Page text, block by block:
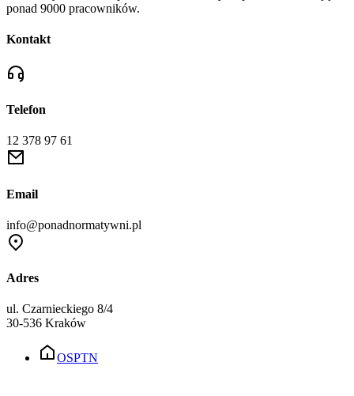
ponad 9000 pracowników.
Kontakt
Telefon
12 378 97 61
Email
info@ponadnormatywni.pl
Adres
ul. Czarnieckiego 8/4
30-536 Kraków
OSPTN